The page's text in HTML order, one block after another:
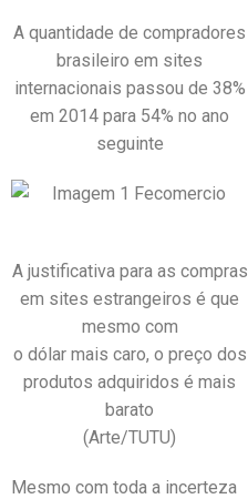
A quantidade de compradores
brasileiro em sites
internacionais passou de 38%
em 2014 para 54% no ano
seguinte
A justificativa para as compras
em sites estrangeiros é que
mesmo com
o dólar mais caro, o preço dos
produtos adquiridos é mais
barato
(Arte/TUTU)
Mesmo com toda a incerteza